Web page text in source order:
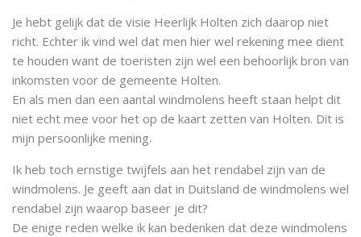
Je hebt gelijk dat de visie Heerlijk Holten zich daarop niet
richt. Echter ik vind wel dat men hier wel rekening mee dient
te houden want de toeristen zijn wel een behoorlijk bron van
inkomsten voor de gemeente Holten.
En als men dan een aantal windmolens heeft staan helpt dit
niet echt mee voor het op de kaart zetten van Holten. Dit is
mijn persoonlijke mening.
Ik heb toch ernstige twijfels aan het rendabel zijn van de
windmolens. Je geeft aan dat in Duitsland de windmolens wel
rendabel zijn waarop baseer je dit?
De enige reden welke ik kan bedenken dat deze windmolens